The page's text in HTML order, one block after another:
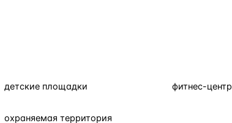
детские площадки фитнес-центр
охраняемая территория